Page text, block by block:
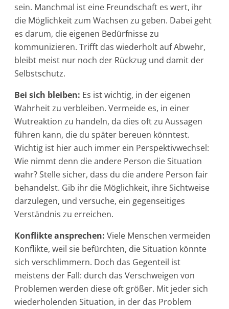
sein. Manchmal ist eine Freundschaft es wert, ihr
die Möglichkeit zum Wachsen zu geben. Dabei geht
es darum, die eigenen Bedürfnisse zu
kommunizieren. Trifft das wiederholt auf Abwehr,
bleibt meist nur noch der Rückzug und damit der
Selbstschutz.
Bei sich bleiben: Es ist wichtig, in der eigenen
Wahrheit zu verbleiben. Vermeide es, in einer
Wutreaktion zu handeln, da dies oft zu Aussagen
führen kann, die du später bereuen könntest.
Wichtig ist hier auch immer ein Perspektivwechsel:
Wie nimmt denn die andere Person die Situation
wahr? Stelle sicher, dass du die andere Person fair
behandelst. Gib ihr die Möglichkeit, ihre Sichtweise
darzulegen, und versuche, ein gegenseitiges
Verständnis zu erreichen.
Konflikte ansprechen: Viele Menschen vermeiden
Konflikte, weil sie befürchten, die Situation könnte
sich verschlimmern. Doch das Gegenteil ist
meistens der Fall: durch das Verschweigen von
Problemen werden diese oft größer. Mit jeder sich
wiederholenden Situation, in der das Problem